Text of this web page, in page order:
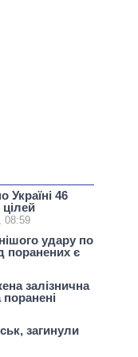
Україні 46
08:59
удару по
поранених є
залізнична
поранені
загинули